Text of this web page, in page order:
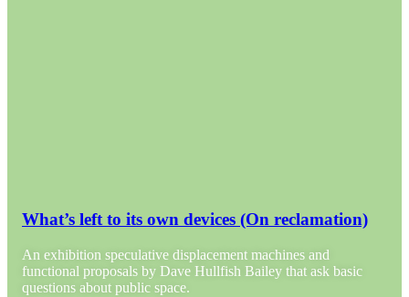
What’s left to its own devices (On reclamation)
An exhibition speculative displacement machines and
functional proposals by Dave Hullfish Bailey that ask basic
questions about public space.